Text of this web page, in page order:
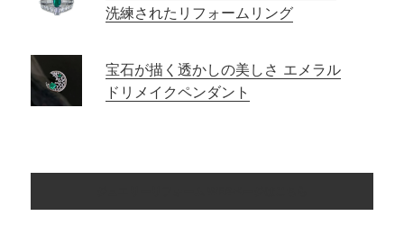
洗練されたリフォームリング
宝石が描く透かしの美しさ エメラル
ドリメイクペンダント